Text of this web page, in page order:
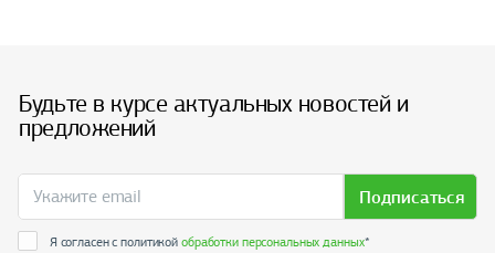
Будьте в курсе актуальных новостей и
предложений
Подписаться
Я согласен с политикойобработки персональных данных*